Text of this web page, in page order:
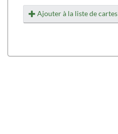
Ajouter à la liste de cartes